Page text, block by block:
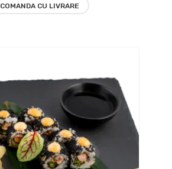
COMANDA CU LIVRARE